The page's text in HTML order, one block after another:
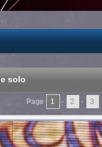
solo
Page 1 - 2 - 3